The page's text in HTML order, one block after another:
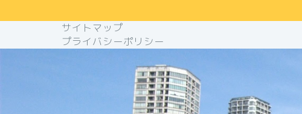
サイトマップ
プライバシーポリシー